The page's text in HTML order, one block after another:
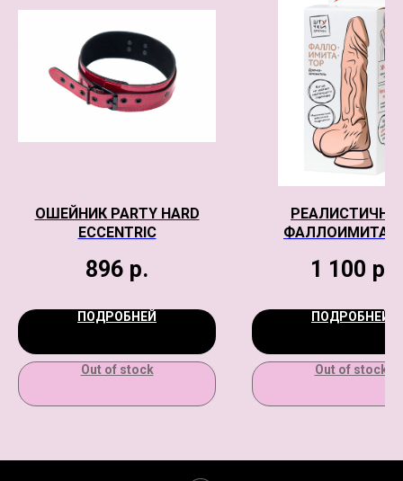
ОШЕЙНИК PARTY HARD
ECCENTRIC
896 р.
ПОДРОБНЕЙ
Out of stock
ТЕЛЕСНЫЙ, 13,5
1 100 р.
ПОДРОБНЕЙ
Out of stock